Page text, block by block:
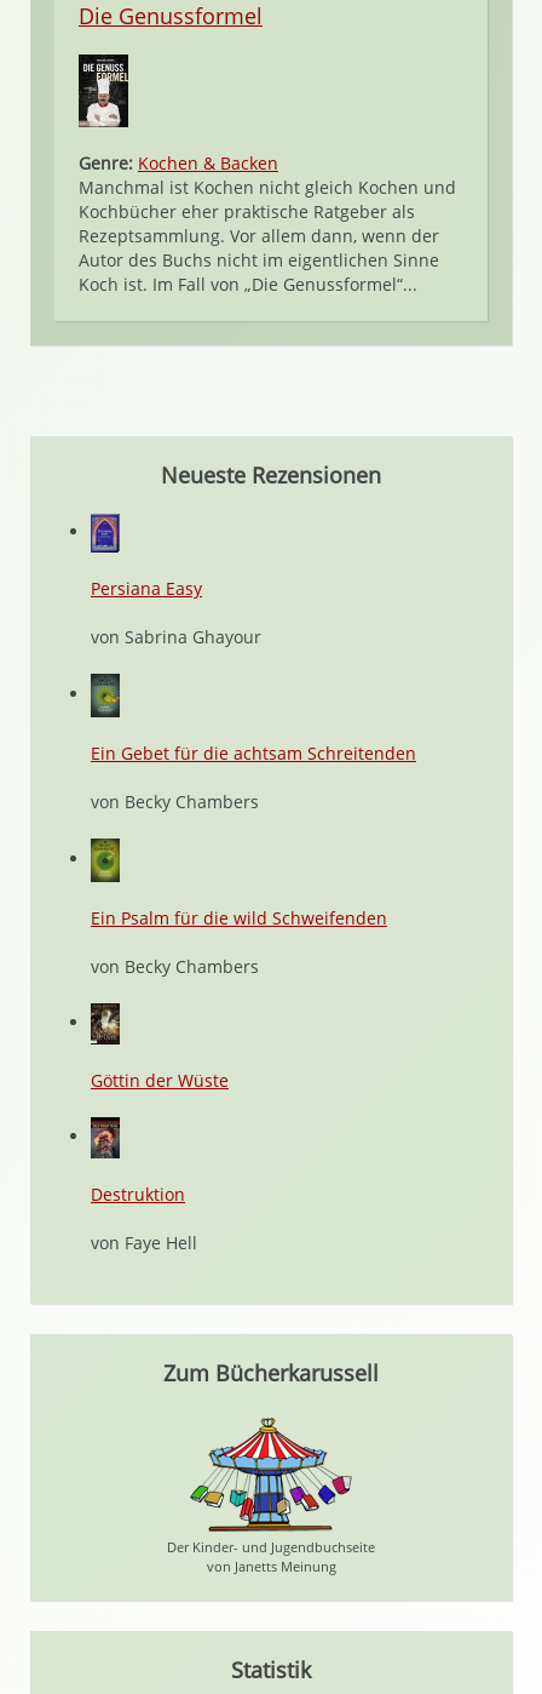
Die Genussformel
Genre: Kochen & Backen
Manchmal ist Kochen nicht gleich Kochen und
Kochbücher eher praktische Ratgeber als
Rezeptsammlung. Vor allem dann, wenn der
Autor des Buchs nicht im eigentlichen Sinne
Koch ist. Im Fall von „Die Genussformel“...
Neueste Rezensionen
Persiana Easy
von Sabrina Ghayour
Ein Gebet für die achtsam Schreitenden
von Becky Chambers
Ein Psalm für die wild Schweifenden
von Becky Chambers
Göttin der Wüste
Destruktion
von Faye Hell
Zum Bücherkarussell
Der Kinder- und Jugendbuchseite
von Janetts Meinung
Statistik